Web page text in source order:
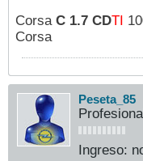
Corsa C 1.7 CDTI
Corsa
Peseta_85
Ingreso: